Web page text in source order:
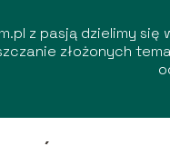
z pasją dzielimy się
złożonych